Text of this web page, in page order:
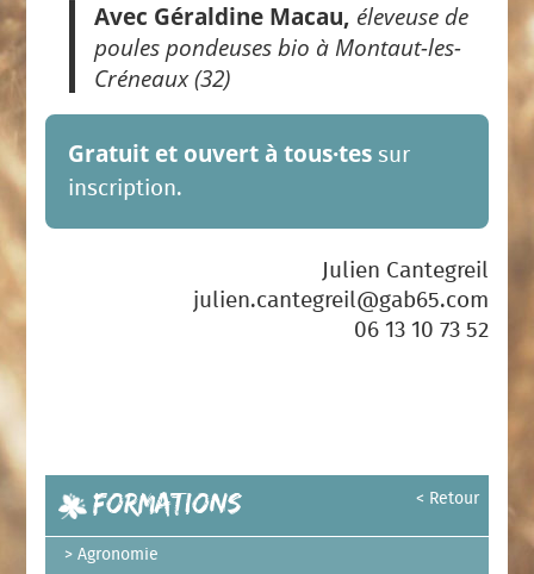
Avec Géraldine Macau, éleveuse de
poules pondeuses bio à Montaut-les-
Créneaux (32)
Gratuit et ouvert à tous·tes sur
inscription.
Julien Cantegreil
julien.cantegreil@gab65.com
06 13 10 73 52
< Retour
Formations
Agronomie